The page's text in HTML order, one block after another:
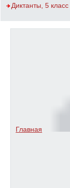
Диктанты, 5 класс
Главная